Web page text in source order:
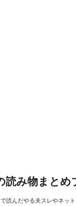
読み物まとめ
読んだやる夫スレやネッ